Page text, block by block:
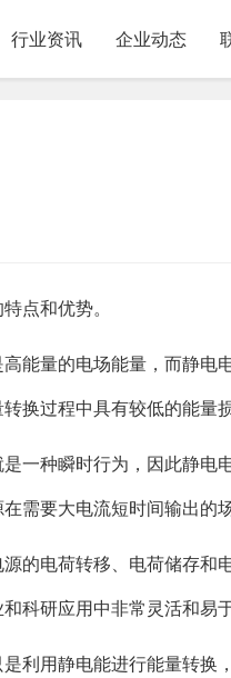
行业资讯 企业动态
点和优势。
能量的电场能量，而静电
换过程中具有较低的能量
一种瞬时行为，因此静电
需要大电流短时间输出的
的电荷转移、电荷储存和
科研应用中非常灵活和易于
利用静电能进行能量转换